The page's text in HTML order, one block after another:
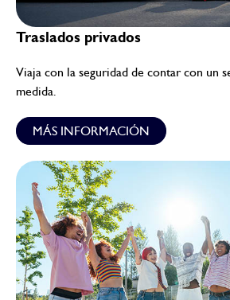
Traslados privados
Viaja con la seguridad de contar con un
medida.
MÁS INFORMACIÓN